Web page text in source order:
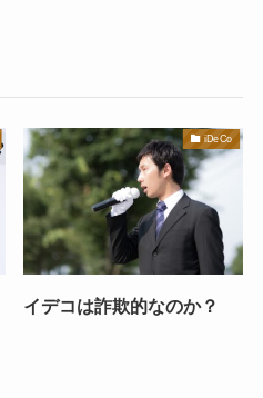
iDeCo
イデコは詐欺的なのか？